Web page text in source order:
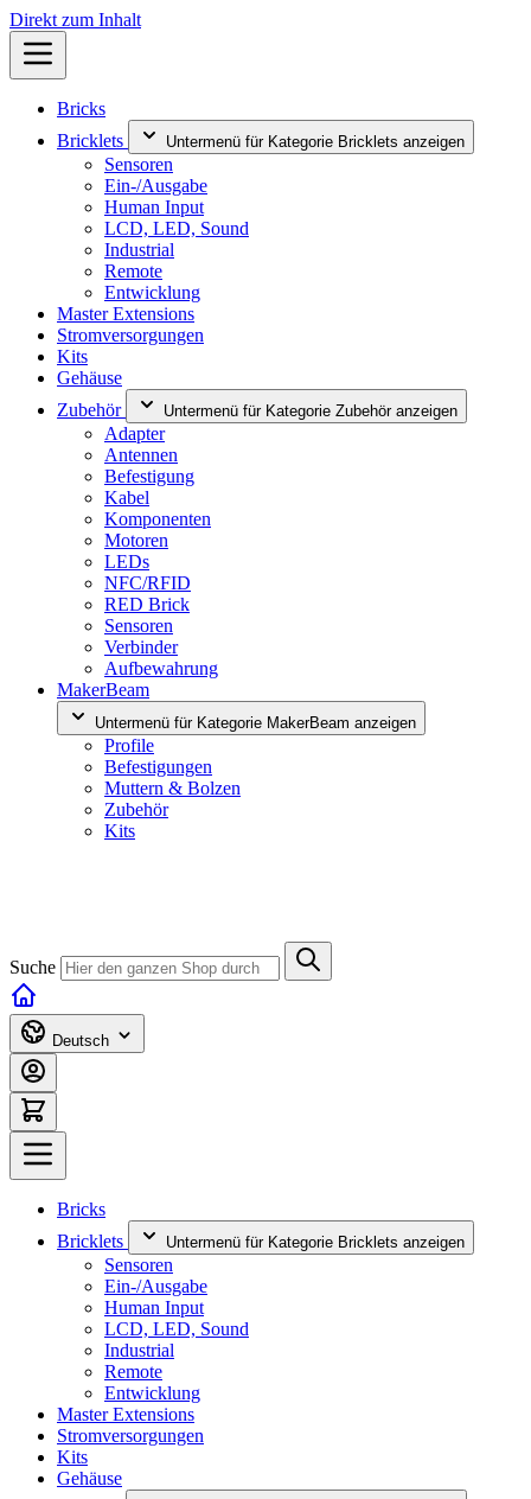
Direkt zum Inhalt
Bricks
Bricklets
Untermenü für Kategorie Bricklets anzeigen
Sensoren
Ein-/Ausgabe
Human Input
LCD, LED, Sound
Industrial
Remote
Entwicklung
Master Extensions
Stromversorgungen
Kits
Gehäuse
Zubehör
Untermenü für Kategorie Zubehör anzeigen
Adapter
Antennen
Befestigung
Kabel
Komponenten
Motoren
LEDs
NFC/RFID
RED Brick
Sensoren
Verbinder
Aufbewahrung
MakerBeam
Untermenü für Kategorie MakerBeam anzeigen
Profile
Befestigungen
Muttern & Bolzen
Zubehör
Kits
Suche
Deutsch
Bricks
Bricklets
Untermenü für Kategorie Bricklets anzeigen
Sensoren
Ein-/Ausgabe
Human Input
LCD, LED, Sound
Industrial
Remote
Entwicklung
Master Extensions
Stromversorgungen
Kits
Gehäuse